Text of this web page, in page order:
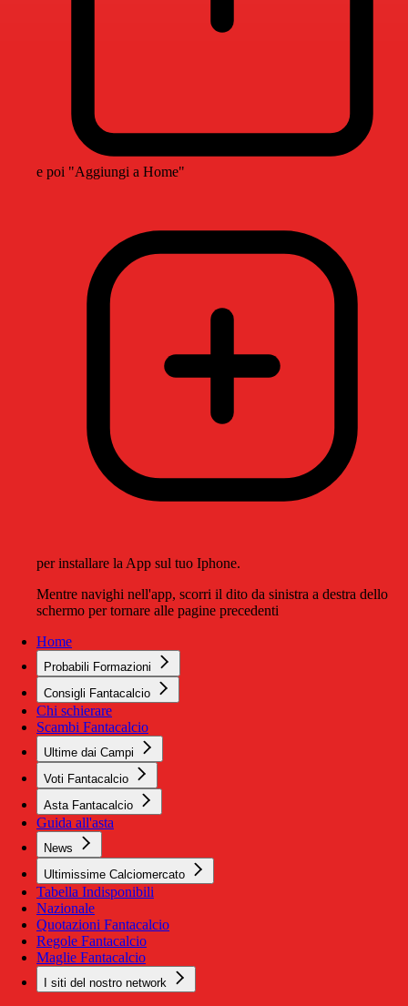
e poi "Aggiungi a Home"
per installare la App sul tuo Iphone.
Mentre navighi nell'app, scorri il dito da sinistra a destra dello
schermo per tornare alle pagine precedenti
Home
Probabili Formazioni
Consigli Fantacalcio
Chi schierare
Scambi Fantacalcio
Ultime dai Campi
Voti Fantacalcio
Asta Fantacalcio
Guida all'asta
News
Ultimissime Calciomercato
Tabella Indisponibili
Nazionale
Quotazioni Fantacalcio
Regole Fantacalcio
Maglie Fantacalcio
I siti del nostro network